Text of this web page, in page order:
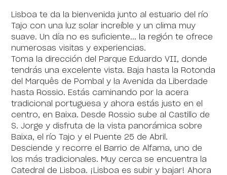
Lisboa te da la bienvenida junto al estuario del río
Tajo con una luz solar increíble y un clima muy
suave. Un día no es suficiente... la región te ofrece
numerosas visitas y experiencias.
Toma la dirección del Parque Eduardo VII, donde
tendrás una excelente vista. Baja hasta la Rotonda
del Marquês de Pombal y la Avenida da Liberdade
hasta Rossio. Estás caminando por la acera
tradicional portuguesa y ahora estás justo en el
centro, en Baixa. Desde Rossio sube al Castillo de
S. Jorge y disfruta de la vista panorámica sobre
Baixa, el río Tajo y el Puente 25 de Abril.
Desciende y recorre el Barrio de Alfama, uno de
los más tradicionales. Muy cerca se encuentra la
Catedral de Lisboa. ¡Lisboa es subir y bajar! Ahora